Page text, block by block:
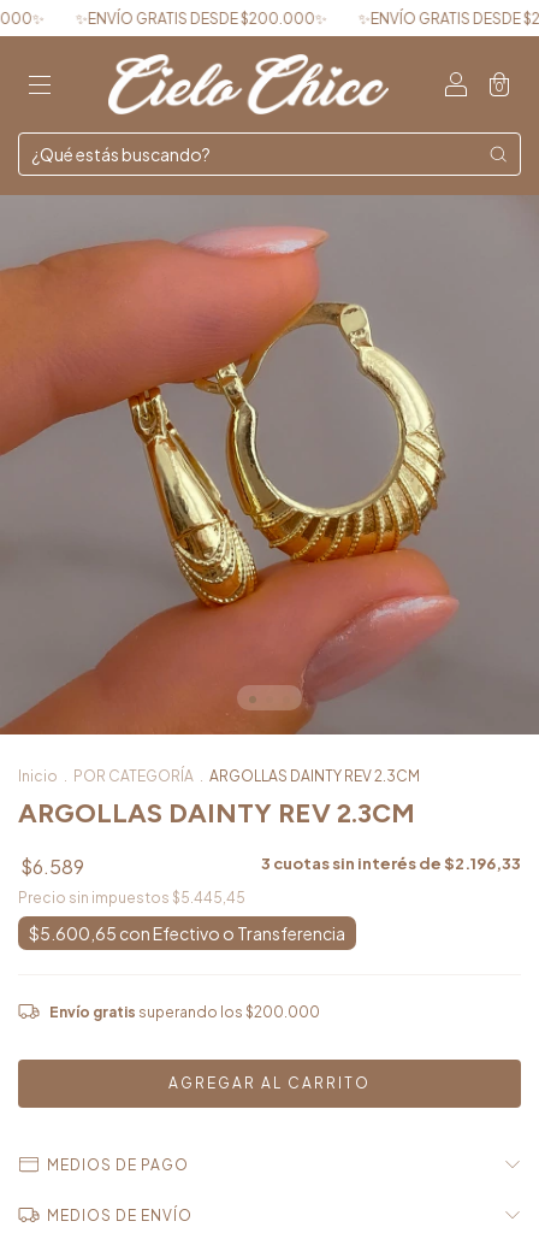
✨ENVÍO GRATIS DESDE $200.000✨ ✨ENVÍO GRATIS DESDE
0
Inicio . POR CATEGORÍA . ARGOLLAS DAINTY REV 2.3CM
ARGOLLAS DAINTY REV 2.3CM
$6.589 3 cuotas sin interés de$2.196,33
Precio sin impuestos $5.445,45
$5.600,65 con
Envío gratis superando los $200.000
MEDIOS DE PAGO
MEDIOS DE ENVÍO